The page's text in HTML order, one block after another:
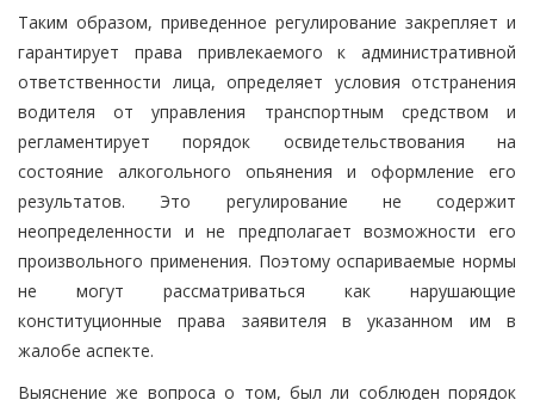
Таким образом, приведенное регулирование закрепляет и
гарантирует права привлекаемого к административной
ответственности лица, определяет условия отстранения
водителя от управления транспортным средством и
регламентирует порядок освидетельствования на
состояние алкогольного опьянения и оформление его
результатов. Это регулирование не содержит
неопределенности и не предполагает возможности его
произвольного применения. Поэтому оспариваемые нормы
не могут рассматриваться как нарушающие
конституционные права заявителя в указанном им в
жалобе аспекте.
Выяснение же вопроса о том, был ли соблюден порядок